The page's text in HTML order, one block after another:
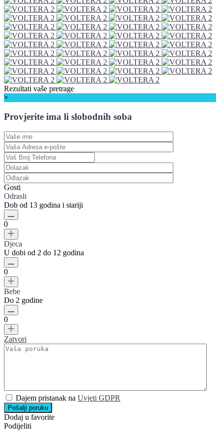
Rezultati vaše pretrage
×
Provjerite ima li slobodnih soba
Gosti
Odrasli
Dob od 13 godina i stariji
0
Djeca
U dobi od 2 do 12 godina
0
Bebe
Do 2 godine
0
Zatvori
Dajem pristanak na Uvjeti GDPR
Pošalji poruku
Dodaj u favorite
Podijeliti